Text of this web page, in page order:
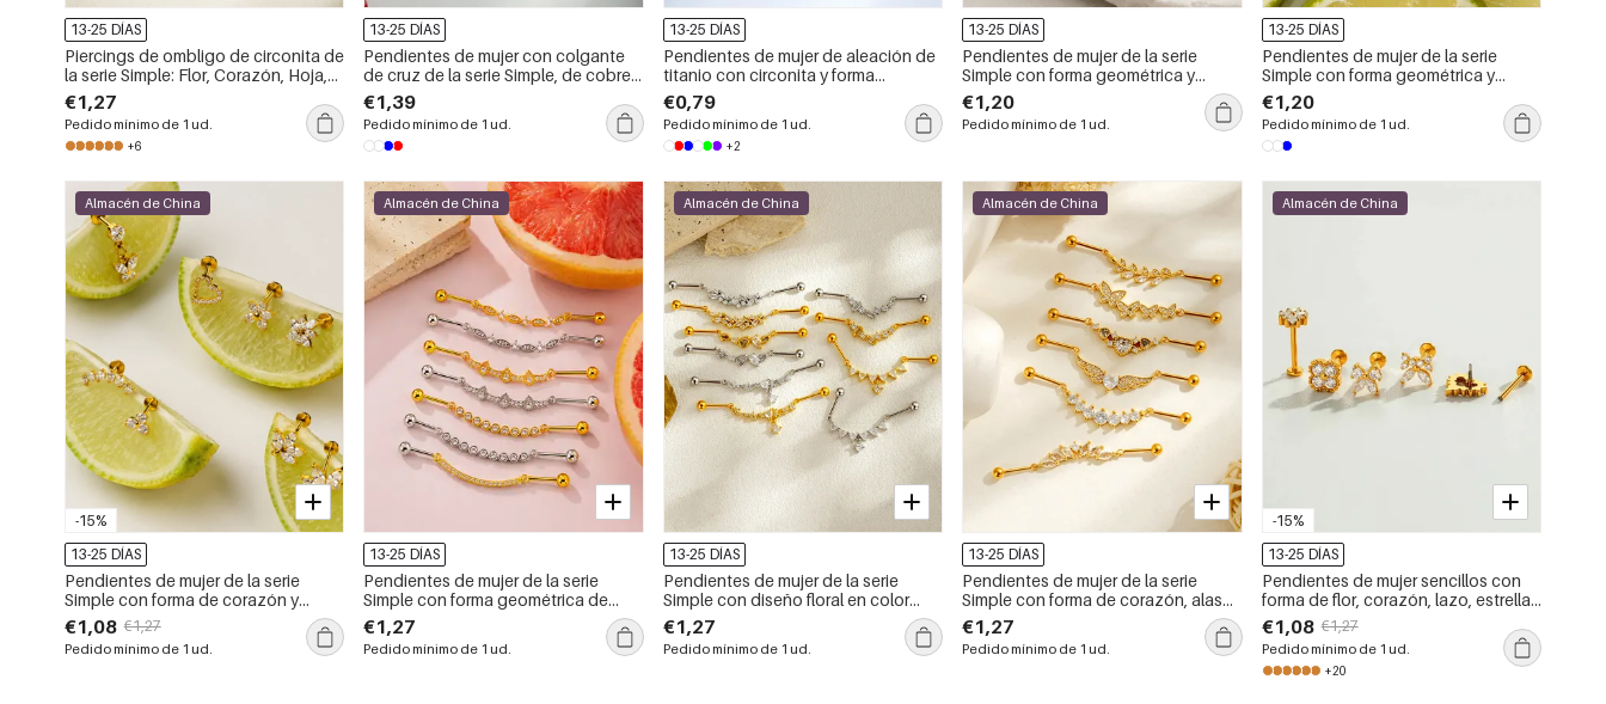
13-25 DÍAS
Piercings de ombligo de circonita de
la serie Simple: Flor, Corazón, Hoja,
Mariposa, Color Cobre y Oro.
€1,27
Pedido mínimo de 1 ud.
+6
13-25 DÍAS
Pendientes de mujer con colgante
de cruz de la serie Simple, de cobre y
circonita.
€1,39
Pedido mínimo de 1 ud.
13-25 DÍAS
Pendientes de mujer de aleación de
titanio con circonita y forma
geométrica de la serie Simple
€0,79
Pedido mínimo de 1 ud.
+2
13-25 DÍAS
Pendientes de mujer de la serie
Simple con forma geométrica y
circonitas de cobre.
€1,20
Pedido mínimo de 1 ud.
13-25 DÍAS
Pendientes de mujer de la serie
Simple con forma geométrica y
circonita de cobre.
€1,20
Pedido mínimo de 1 ud.
-15%
Almacén de China
13-25 DÍAS
Pendientes de mujer de la serie
Simple con forma de corazón y
mariposa, de acero inoxidable,
resistentes al agua y color dorado
con circonitas.
€1,08 €1,27
Pedido mínimo de 1 ud.
Almacén de China
13-25 DÍAS
Pendientes de mujer de la serie
Simple con forma geométrica de
hoja, color cobre y oro, con
circonitas.
€1,27
Pedido mínimo de 1 ud.
Almacén de China
13-25 DÍAS
Pendientes de mujer de la serie
Simple con diseño floral en color
cobre y oro, con circonitas.
€1,27
Pedido mínimo de 1 ud.
Almacén de China
13-25 DÍAS
Pendientes de mujer de la serie
Simple con forma de corazón, alas
de mariposa y circonitas color cobre
y oro.
€1,27
Pedido mínimo de 1 ud.
-15%
Almacén de China
13-25 DÍAS
Pendientes de mujer sencillos con
forma de flor, corazón, lazo, estrella,
acero inoxidable, impermeables,
color dorado y circonita.
€1,08 €1,27
Pedido mínimo de 1 ud.
+20